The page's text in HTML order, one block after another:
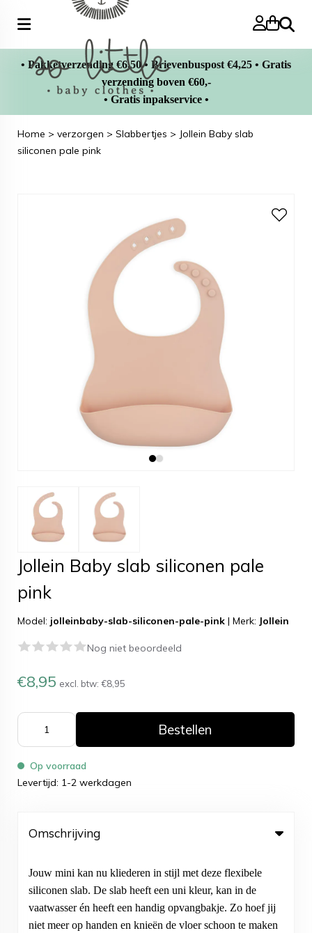
Zoeken
• Pakketverzending €6,50 • Brievenbuspost €4,25 • Gratis
verzending boven €60,-
• Gratis inpakservice •
Home > verzorgen > Slabbertjes > Jollein Baby slab
siliconen pale pink
Jollein Baby slab siliconen pale
pink
Model: jolleinbaby-slab-siliconen-pale-pink | Merk: Jollein
Nog niet beoordeeld
€8,95 excl. btw: €8,95
Bestellen
Op voorraad
Levertijd: 1-2 werkdagen
Omschrijving
Jouw mini kan nu kliederen in stijl met deze flexibele
siliconen slab. De slab heeft een uni kleur, kan in de
vaatwasser én heeft een handig opvangbakje. Zo hoef jij
niet meer op handen en knieën de vloer schoon te maken